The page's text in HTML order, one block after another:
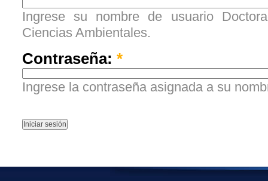
Ingrese su nombre de usuario
Ciencias Ambientales.
Contraseña: *
Ingrese la contraseña asignada a su